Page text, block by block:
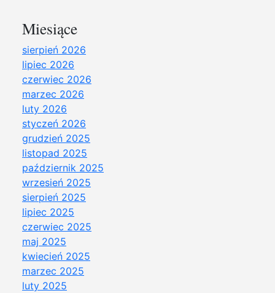
Miesiące
sierpień 2026
lipiec 2026
czerwiec 2026
marzec 2026
luty 2026
styczeń 2026
grudzień 2025
listopad 2025
październik 2025
wrzesień 2025
sierpień 2025
lipiec 2025
czerwiec 2025
maj 2025
kwiecień 2025
marzec 2025
luty 2025